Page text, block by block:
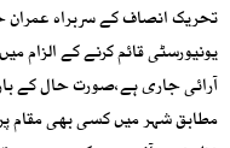
تحریک انصاف کے سربراہ عمران
یونیورسٹی قائم کرنے کے الزام
آرائی جاری ہے،صورت حال کے
مطابق شہر میں کسی بھی